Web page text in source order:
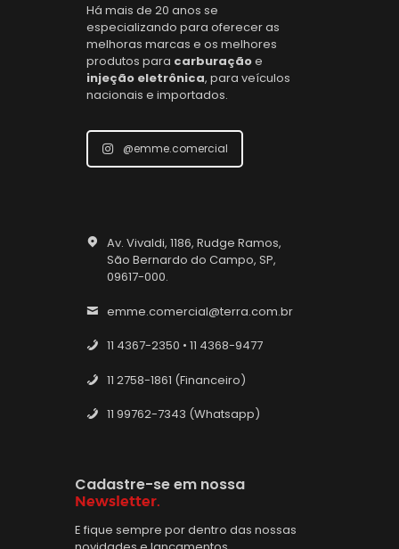
Há mais de 20 anos se
especializando para oferecer as
melhoras marcas e os melhores
produtos para carburaçãoe
injeção eletrônica, para veículos
nacionais e importados.
@emme.comercial
Av. Vivaldi, 1186, Rudge Ramos,
São Bernardo do Campo, SP,
09617-000.
emme.comercial@terra.com.br
11 4367-2350 • 11 4368-9477
11 2758-1861 (Financeiro)
11 99762-7343 (Whatsapp)
Cadastre-se em nossa
Newsletter.
E fique sempre por dentro das nossas